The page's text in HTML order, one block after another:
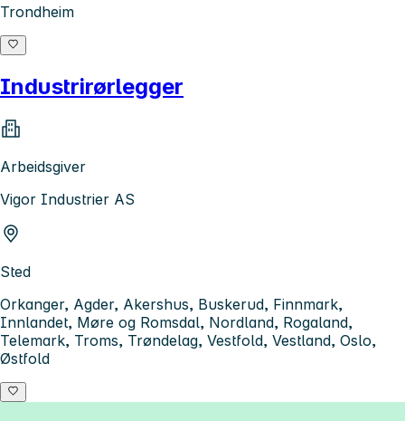
Trondheim
Industrirørlegger
Arbeidsgiver
Vigor Industrier AS
Sted
Orkanger, Agder, Akershus, Buskerud, Finnmark,
Innlandet, Møre og Romsdal, Nordland, Rogaland,
Telemark, Troms, Trøndelag, Vestfold, Vestland, Oslo,
Østfold